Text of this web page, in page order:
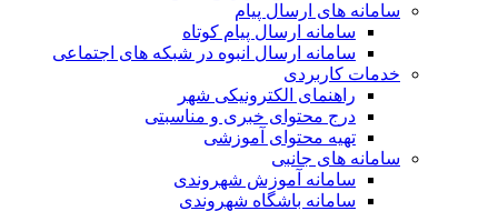
سامانه های ارسال پیام
سامانه ارسال پیام کوتاه
سامانه ارسال انبوه در شبکه های اجتماعی
خدمات کاربردی
راهنمای الکترونیکی شهر
درج محتوای خبری و مناسبتی
تهیه محتوای آموزشی
سامانه های جانبی
سامانه آموزش شهروندی
سامانه باشگاه شهروندی